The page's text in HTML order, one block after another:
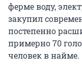
ферме воду,
закупил
постепенно
примерно 70
человек в найме.